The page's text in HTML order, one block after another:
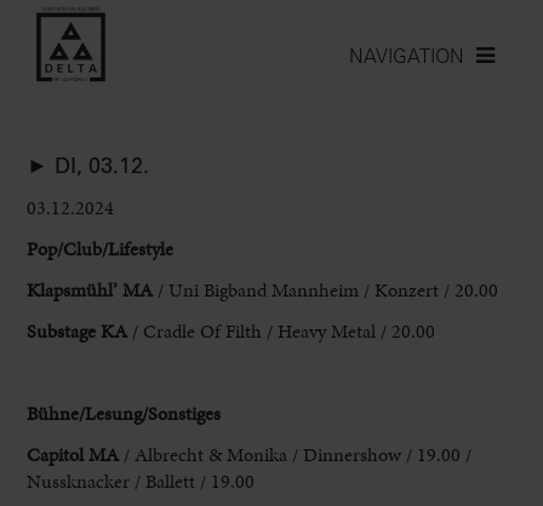
NAVIGATION
► DI, 03.12.
03.12.2024
Pop/Club/Lifestyle
Klapsmühl’ MA / Uni Bigband Mannheim / Konzert / 20.00
Substage KA / Cradle Of Filth / Heavy Metal / 20.00
Bühne/Lesung/Sonstiges
Capitol MA / Albrecht & Monika / Dinnershow / 19.00 /
Nussknacker / Ballett / 19.00